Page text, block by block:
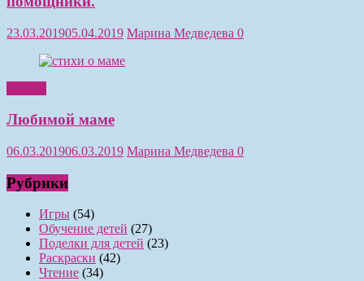
23.03.201905.04.2019 Марина Медведева 0
Любимой маме
06.03.201906.03.2019 Марина Медведева 0
Рубрики
Игры (54)
Обучение детей (27)
Поделки для детей (23)
Раскраски (42)
Чтение (34)